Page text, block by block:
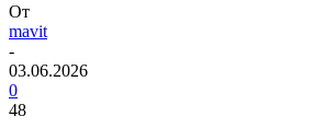
От
mavit
-
03.06.2026
0
48